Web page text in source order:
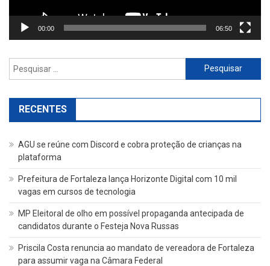
00:00 06:50
Pesquisar
por:
RECENTES
AGU se reúne com Discord e cobra proteção de crianças na
plataforma
Prefeitura de Fortaleza lança Horizonte Digital com 10 mil
vagas em cursos de tecnologia
MP Eleitoral de olho em possível propaganda antecipada de
candidatos durante o Festeja Nova Russas
Priscila Costa renuncia ao mandato de vereadora de Fortaleza
para assumir vaga na Câmara Federal